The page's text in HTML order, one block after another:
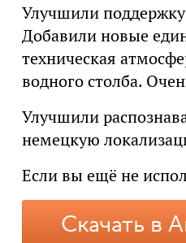
Улучшили
Добавили новые
техническая
водного столба.
Улучшили
немецкую
Если вы ещё не
Скачать в